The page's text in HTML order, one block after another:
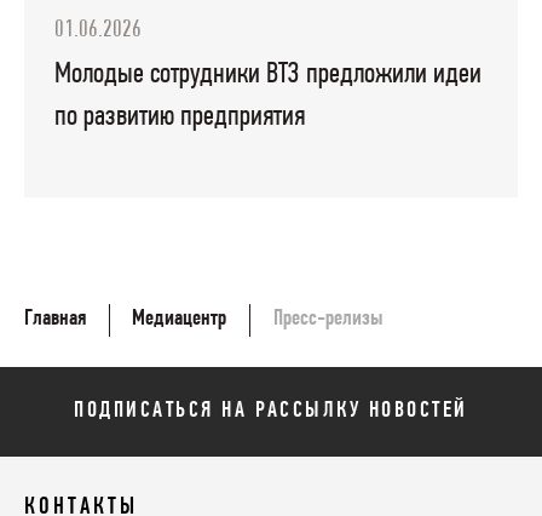
01.06.2026
Молодые сотрудники ВТЗ предложили идеи
по развитию предприятия
Главная Медиацентр Пресс-релизы
ПОДПИСАТЬСЯ НА РАССЫЛКУ НОВОСТЕЙ
КОНТАКТЫ